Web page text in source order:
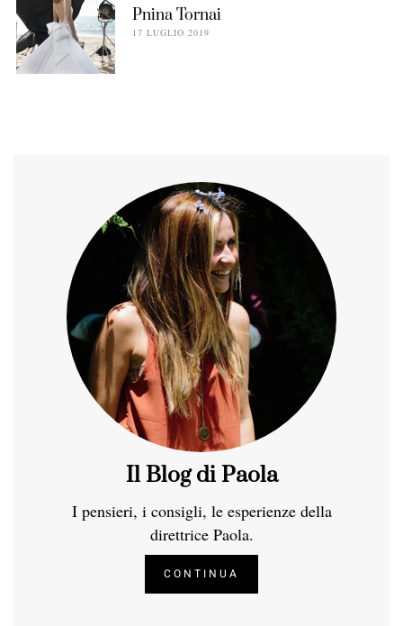
Pnina Tornai
17 LUGLIO 2019
Il Blog di Paola
I pensieri, i consigli, le esperienze della
direttrice Paola.
CONTINUA